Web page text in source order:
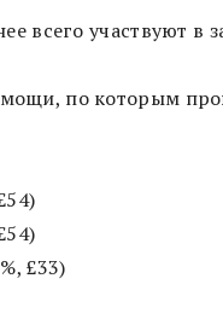
всего участвуют в
по которым
£33)